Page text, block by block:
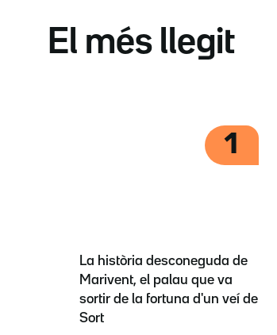
El més llegit
1
La història desconeguda de
Marivent, el palau que va
sortir de la fortuna d'un veí de
Sort